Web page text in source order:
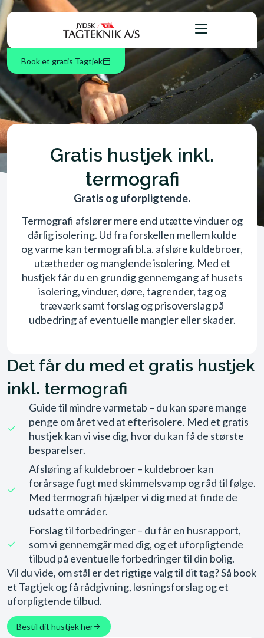
Book et gratis Tagtjek
Gratis hustjek inkl.
termografi
Gratis og uforpligtende.
Termografi afslører mere end utætte vinduer og
dårlig isolering. Ud fra forskellen mellem kulde
og varme kan termografi bl.a. afsløre kuldebroer,
utætheder og manglende isolering. Med et
hustjek får du en grundig gennemgang af husets
isolering, vinduer, døre, tagrender, tag og
træværk samt forslag og prisoverslag på
udbedring af eventuelle mangler eller skader.
Det får du med et gratis hustjek
inkl. termografi
Guide til mindre varmetab – du kan spare mange
penge om året ved at efterisolere. Med et gratis
hustjek kan vi vise dig, hvor du kan få de største
besparelser.
Afsløring af kuldebroer – kuldebroer kan
forårsage fugt med skimmelsvamp og råd til følge.
Med termografi hjælper vi dig med at finde de
udsatte områder.
Forslag til forbedringer – du får en husrapport,
som vi gennemgår med dig, og et uforpligtende
tilbud på eventuelle forbedringer til din bolig.
Vil du vide, om stål er det rigtige valg til dit tag? Så book
et Tagtjek og få rådgivning, løsningsforslag og et
uforpligtende tilbud.
Bestil dit hustjek her